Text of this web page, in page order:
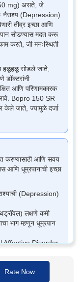
mg) असते, जे
नैराश्य (Depression)
तीव्र इच्छा आणि
सोडण्यास मदत करू
करते, जी मनःस्थिती
सोडले जाते,
डॉक्टरांनी
आणि परिणामकारक
Bopro 150 SR
केले जाते, ज्यामुळे दर्जा
करण्यासाठी आणि सवय
आणि धूम्रपानाची इच्छा
(Depression)
लक्षणे कमी
भाग म्हणून धूम्रपान
Affective Disorder -
संबंधित कमी उर्जा
करण्यासाठी
Rate Now